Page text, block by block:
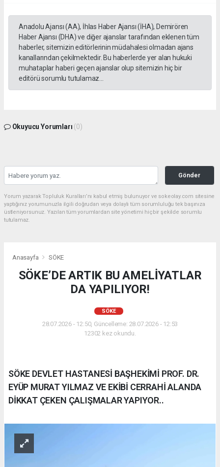
Anadolu Ajansı (AA), İhlas Haber Ajansı (İHA), Demirören
Haber Ajansı (DHA) ve diğer ajanslar tarafından eklenen tüm
haberler, sitemizin editörlerinin müdahalesi olmadan ajans
kanallarından çekilmektedir. Bu haberlerde yer alan hukuki
muhataplar haberi geçen ajanslar olup sitemizin hiç bir
editörü sorumlu tutulamaz...
Okuyucu Yorumları (0)
Gönder
Yorum yazarak Topluluk Kuralları’nı kabul etmiş bulunuyor ve sokeolay.com sitesine
yaptığınız yorumunuzla ilgili doğrudan veya dolaylı tüm sorumluluğu tek başınıza
üstleniyorsunuz. Yazılan tüm yorumlardan site yönetimi hiçbir şekilde sorumlu
tutulamaz.
Anasayfa SÖKE
SÖKE’DE ARTIK BU AMELİYATLAR
DA YAPILIYOR!
SÖKE
28.07.2026 - 12:50, Güncelleme: 28.07.2026 - 12:53
12302 kez okundu.
SÖKE DEVLET HASTANESİ BAŞHEKİMİ PROF. DR.
EYÜP MURAT YILMAZ VE EKİBİ CERRAHİ ALANDA
DİKKAT ÇEKEN ÇALIŞMALAR YAPIYOR..